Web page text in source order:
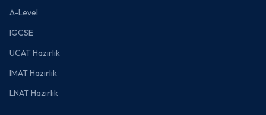
A-Level
IGCSE
UCAT Hazırlık
IMAT Hazırlık
LNAT Hazırlık